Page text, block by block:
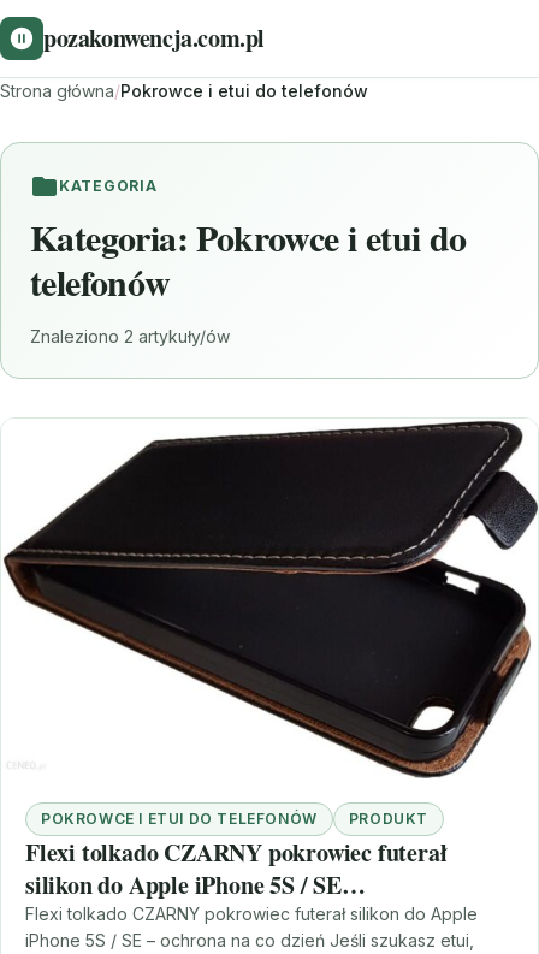
pozakonwencja.com.pl
Strona główna/Pokrowce i etui do telefonów
KATEGORIA
Kategoria:Pokrowce i etui do
telefonów
Znaleziono 2 artykuły/ów
POKROWCE I ETUI DO TELEFONÓW PRODUKT
Flexi tolkado CZARNY pokrowiec futerał
silikon do Apple iPhone 5S / SE
(5904054808764)
Flexi tolkado CZARNY pokrowiec futerał silikon do Apple
iPhone 5S / SE – ochrona na co dzień Jeśli szukasz etui,